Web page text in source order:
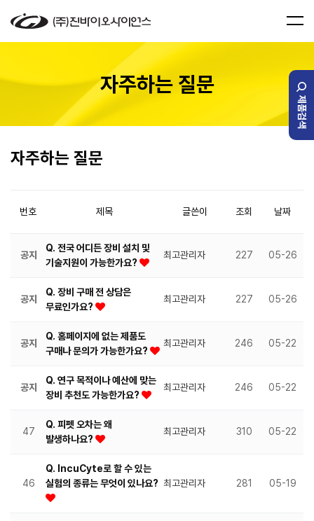
제품검색
자주하는 질문
자주하는 질문
번호 제목 글쓴이 조회 날짜
공지
Q. 전국 어디든 장비 설치 및
기술지원이 가능한가요?
최고관리자 227 05-26
공지
Q. 장비 구매 전 상담은
무료인가요?
최고관리자 227 05-26
공지
Q. 홈페이지에 없는 제품도
구매나 문의가 가능한가요?
최고관리자 246 05-22
공지
Q. 연구 목적이나 예산에 맞는
장비 추천도 가능한가요?
최고관리자 246 05-22
47
Q. 피펫 오차는 왜
발생하나요?
최고관리자 310 05-22
46
Q. IncuCyte로 할 수 있는
실험의 종류는 무엇이 있나요? 최고관리자 281 05-19